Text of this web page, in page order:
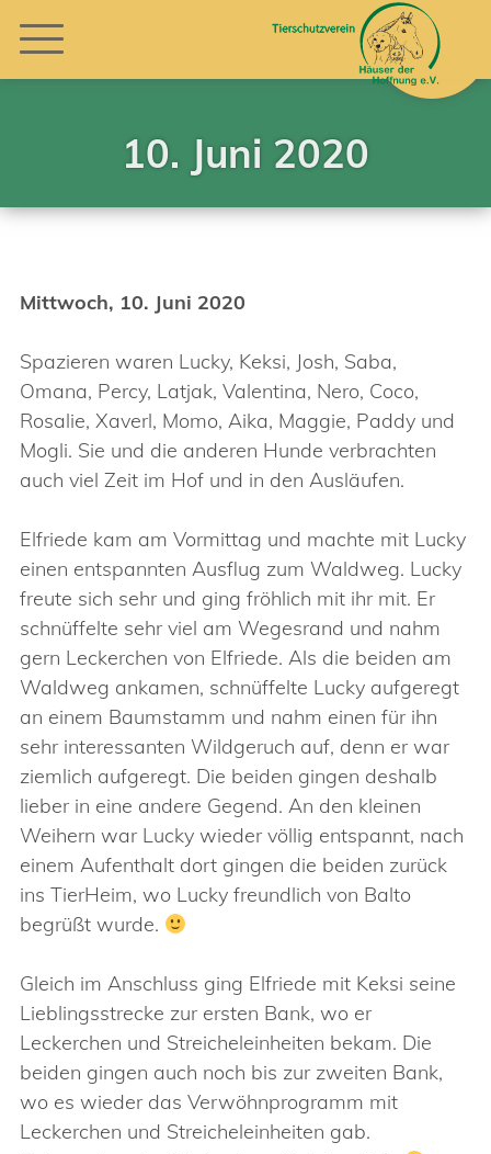
10. Juni 2020
Mittwoch, 10. Juni 2020
Spazieren waren Lucky, Keksi, Josh, Saba,
Omana, Percy, Latjak, Valentina, Nero, Coco,
Rosalie, Xaverl, Momo, Aika, Maggie, Paddy und
Mogli. Sie und die anderen Hunde verbrachten
auch viel Zeit im Hof und in den Ausläufen.
Elfriede kam am Vormittag und machte mit Lucky
einen entspannten Ausflug zum Waldweg. Lucky
freute sich sehr und ging fröhlich mit ihr mit. Er
schnüffelte sehr viel am Wegesrand und nahm
gern Leckerchen von Elfriede. Als die beiden am
Waldweg ankamen, schnüffelte Lucky aufgeregt
an einem Baumstamm und nahm einen für ihn
sehr interessanten Wildgeruch auf, denn er war
ziemlich aufgeregt. Die beiden gingen deshalb
lieber in eine andere Gegend. An den kleinen
Weihern war Lucky wieder völlig entspannt, nach
einem Aufenthalt dort gingen die beiden zurück
ins TierHeim, wo Lucky freundlich von Balto
begrüßt wurde.
Gleich im Anschluss ging Elfriede mit Keksi seine
Lieblingsstrecke zur ersten Bank, wo er
Leckerchen und Streicheleinheiten bekam. Die
beiden gingen auch noch bis zur zweiten Bank,
wo es wieder das Verwöhnprogramm mit
Leckerchen und Streicheleinheiten gab.